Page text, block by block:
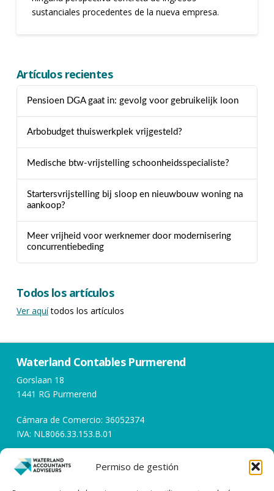
Permiso de gestión
sustanciales procedentes de la nueva empresa.
Artículos recientes
Pensioen DGA gaat in: gevolg voor gebruikelijk loon
Arbobudget thuiswerkplek vrijgesteld?
Medische btw-vrijstelling schoonheidsspecialiste?
Startersvrijstelling bij sloop en nieuwbouw woning na
aankoop?
Meer vrijheid voor werknemer door modernisering
concurrentiebeding
Todos los artículos
Ver aquítodos los artículos
Waterland Contables Purmerend
Gorslaan 18
1441 RG Purmerend
Cámara de Comercio: 36052374
IVA: NL8066.33.153.B.01
Horarios de apertura